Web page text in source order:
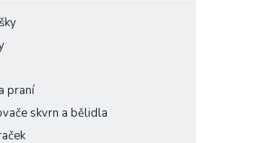
praní
skvrn a bělidla